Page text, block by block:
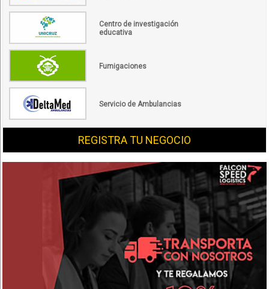
Centro de investigación
educativa
Fumigaciones
Servicio de Ambulancias
REGISTRA TU NEGOCIO